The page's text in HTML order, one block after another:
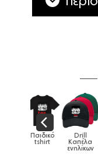
Drill
Καπέλα
Καπέλα
ενηλίκων